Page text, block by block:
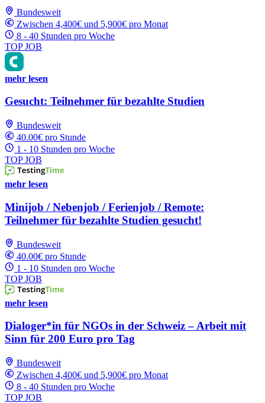
Bundesweit
Zwischen 4,400€ und 5,900€ pro Monat
8 - 40 Stunden pro Woche
TOP JOB
mehr lesen
Gesucht: Teilnehmer für bezahlte Studien
Bundesweit
40.00€ pro Stunde
1 - 10 Stunden pro Woche
TOP JOB
mehr lesen
Minijob / Nebenjob / Ferienjob / Remote:
Teilnehmer für bezahlte Studien gesucht!
Bundesweit
40.00€ pro Stunde
1 - 10 Stunden pro Woche
TOP JOB
mehr lesen
Dialoger*in für NGOs in der Schweiz – Arbeit mit
Sinn für 200 Euro pro Tag
Bundesweit
Zwischen 4,400€ und 5,900€ pro Monat
8 - 40 Stunden pro Woche
TOP JOB